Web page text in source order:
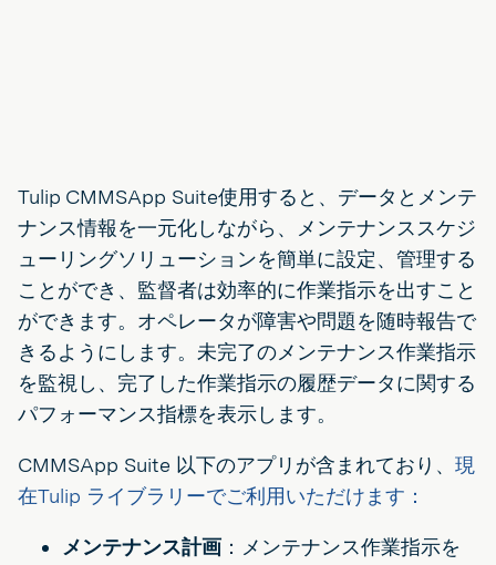
Tulip CMMSApp Suite使用すると、データとメンテ
ナンス情報を一元化しながら、メンテナンススケジ
ューリングソリューションを簡単に設定、管理する
ことができ、監督者は効率的に作業指示を出すこと
ができます。オペレータが障害や問題を随時報告で
きるようにします。未完了のメンテナンス作業指示
を監視し、完了した作業指示の履歴データに関する
パフォーマンス指標を表示します。
CMMSApp Suite 以下のアプリが含まれており、 現
在Tulip ライブラリーでご利用いただけます：
メンテナンス計画 ：メンテナンス作業指示を